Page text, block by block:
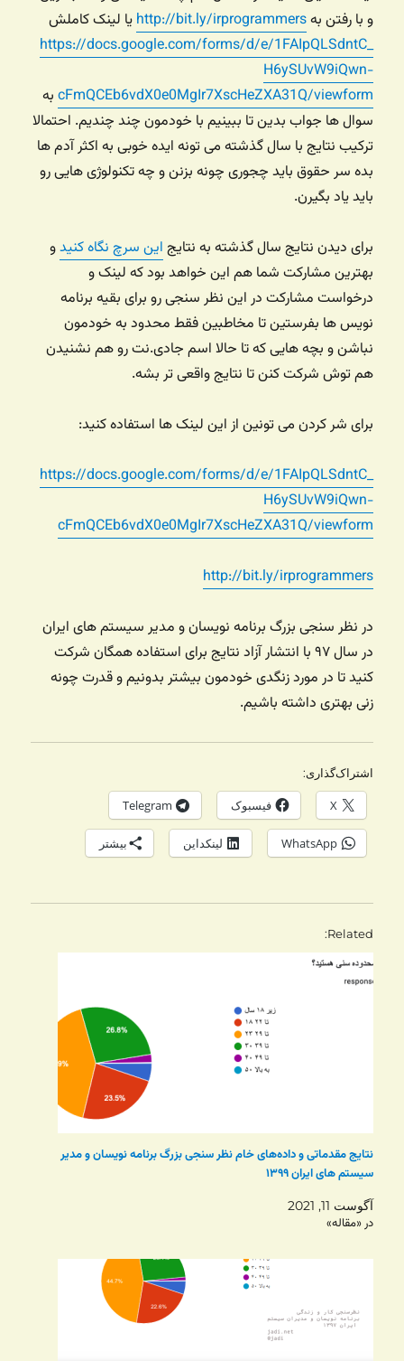
و با رفتن بهhttp://bit.ly/irprogrammers یا لینک کاملش
https://docs.google.com/forms/d/e/1FAIpQLSdntC_
H6ySUvW9iQwn-
cFmQCEb6vdX0e0MgIr7XscHeZXA31Q/viewform به
سوال ها جواب بدین تا ببینیم با خودمون چند چندیم. احتمالا
ترکیب نتایج با سال گذشته می تونه ایده خوبی به اکثر آدم ها
بده سر حقوق باید چجوری چونه بزنن و چه تکنولوژی هایی رو
باید یاد بگیرن.
برای دیدن نتایج سال گذشته به نتایج این سرچ نگاه کنیدو
بهترین مشارکت شما هم این خواهد بود که لینک و
درخواست مشارکت در این نظر سنجی رو برای بقیه برنامه
نویس ها بفرستین تا مخاطبین فقط محدود به خودمون
نباشن و بچه هایی که تا حالا اسم جادی.نت رو هم نشنیدن
هم توش شرکت کنن تا نتایج واقعی تر بشه.
برای شر کردن می تونین از این لینک ها استفاده کنید:
https://docs.google.com/forms/d/e/1FAIpQLSdntC_
H6ySUvW9iQwn-
cFmQCEb6vdX0e0MgIr7XscHeZXA31Q/viewform
http://bit.ly/irprogrammers
در نظر سنجی بزرگ برنامه نویسان و مدیر سیستم های ایران
در سال ۹۷ با انتشار آزاد نتایج برای استفاده همگان شرکت
کنید تا در مورد زنگدی خودمون بیشتر بدونیم و قدرت چونه
زنی بهتری داشته باشیم.
اشتراک‌گذاری:
X فیسبوک Telegram
WhatsApp لینکداین بیشتر
Related
نتایج مقدماتی و داده‌های خام نظر سنجی بزرگ برنامه نویسان و مدیر
سیستم های ایران ۱۳۹۹
آگوست 11, 2021
در «مقاله»